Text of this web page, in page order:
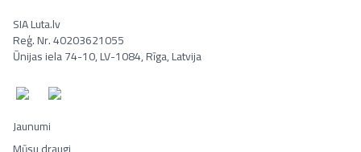
SIA Luta.lv
Reģ. Nr. 40203621055
Ūnijas iela 74-10, LV-1084, Rīga, Latvija
Jaunumi